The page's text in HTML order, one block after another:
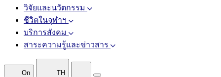
วิจัยและนวัตกรรม
ชีวิตในจุฬาฯ
บริการสังคม
สาระความรู้และข่าวสาร
On TH